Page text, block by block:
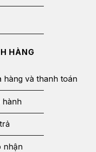
HÀNG
hàng và thanh toán
hành
nhận